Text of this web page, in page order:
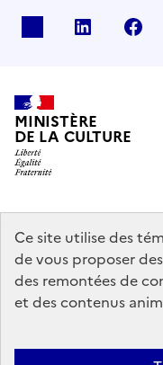
Ce site utilise des
de vous proposer
des remontées de
et des contenus
linkedin
MINISTÈRE
DE LA CULTURE
data.gouv.fr
service-public.gouv.fr
Contact Mentions légales